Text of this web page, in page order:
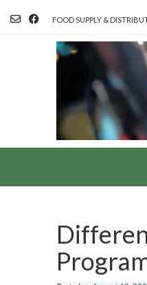
FOOD SUPPLY &